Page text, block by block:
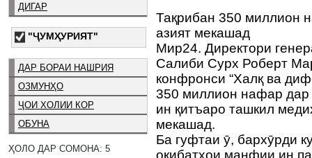
ДИГАР
"ҶУМҲУРИЯТ"
ДАР БОРАИ НАШРИЯ
ОЗМУНҲО
ҶОИ ХОЛИИ КОР
ОБУНА
ҲОЛО ДАР СОМОНА: 5
Тақрибан 350 миллион
азият мекашад
Мир24. Директори
Салиби Сурх Роберт
конфронси “Халқ ва
350 миллион нафар дар
ин қитъаро ташкил
мекашад.
Ба гуфтаи ӯ, бархӯрди
оқибатҳои манфии ин